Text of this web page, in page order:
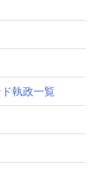
執政一覧